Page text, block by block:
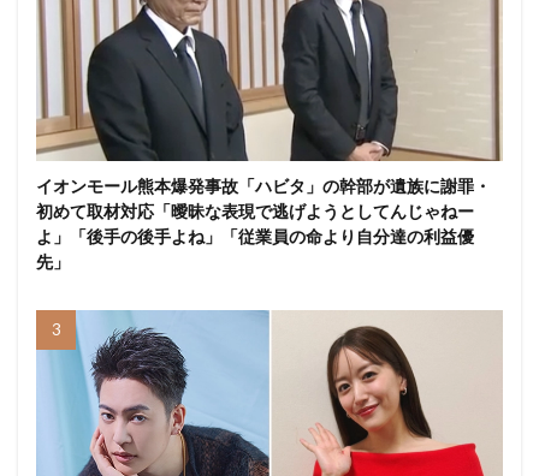
イオンモール熊本爆発事故「ハビタ」の幹部が遺族に謝罪・
初めて取材対応「曖昧な表現で逃げようとしてんじゃねー
よ」「後手の後手よね」「従業員の命より自分達の利益優
先」